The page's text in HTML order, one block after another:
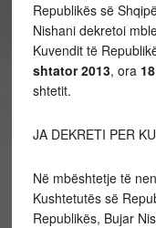
Republikës së
Nishani dekretoi
Kuvendit të
shtator 2013, ora
shtetit.
JA DEKRETI PER
Në mbështetje të
Kushtetutës së
Republikës, Bujar